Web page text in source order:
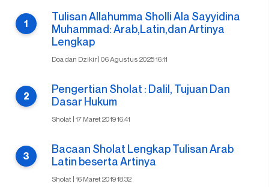
Tulisan Allahumma Sholli Ala Sayyidina
Muhammad: Arab,Latin,dan Artinya
Lengkap
Doa dan Dzikir | 06 Agustus 2025 16:11
Pengertian Sholat : Dalil, Tujuan Dan
Dasar Hukum
Sholat | 17 Maret 2019 16:41
Bacaan Sholat Lengkap Tulisan Arab
Latin beserta Artinya
Sholat | 16 Maret 2019 18:32